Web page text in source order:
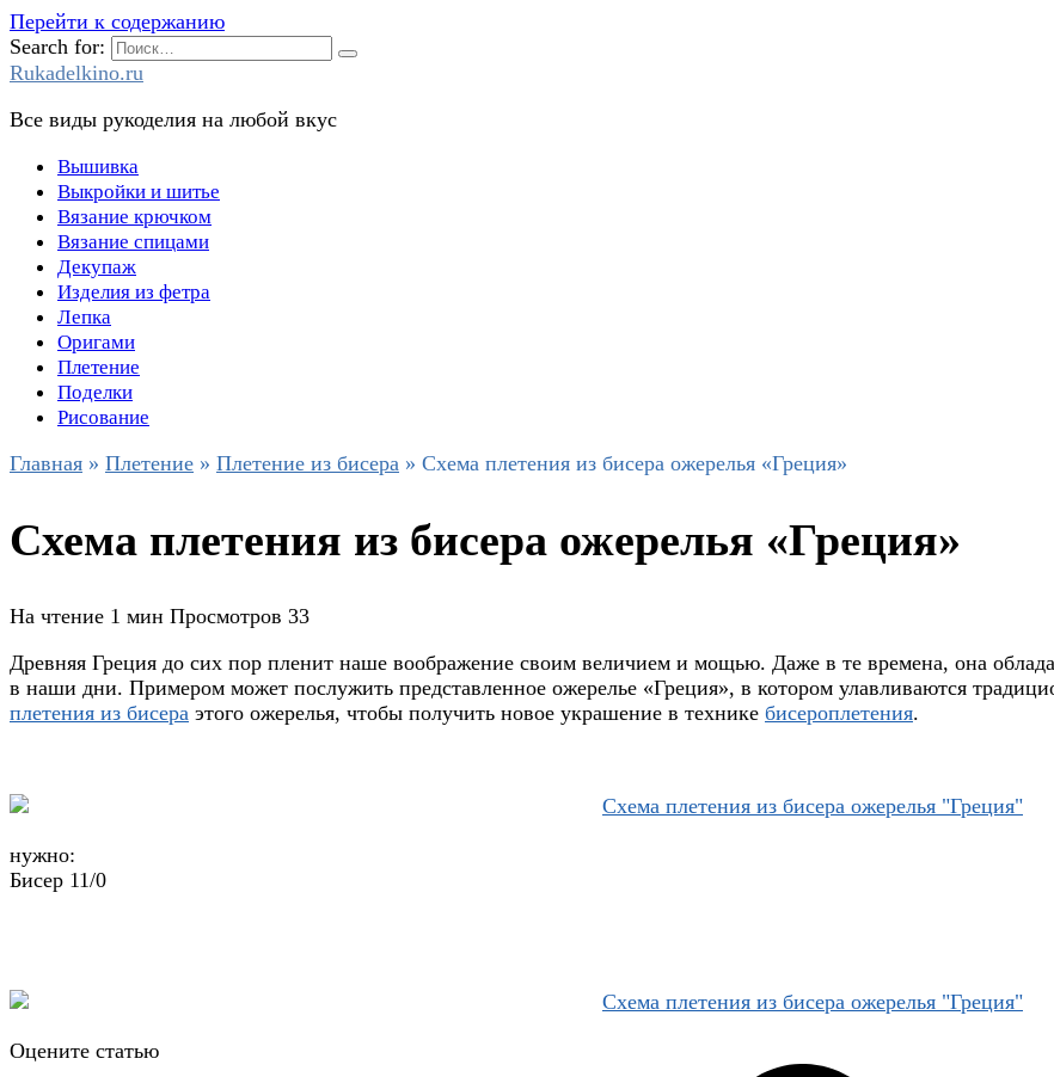
Перейти к содержанию
Search for:
Rukadelkino.ru
Все виды рукоделия на любой вкус
Вышивка
Выкройки и шитье
Вязание крючком
Вязание спицами
Декупаж
Изделия из фетра
Лепка
Оригами
Плетение
Поделки
Рисование
Главная » Плетение » Плетение из бисера » Схема плетения из бисера ожерелья «Греция»
Схема плетения из бисера ожерелья «Греция»
На чтение 1 мин Просмотров 33
Древняя Греция до сих пор пленит наше воображение своим величием и мощью. Даже в те времена, она
в наши дни. Примером может послужить представленное ожерелье «Греция», в котором улавливаются
плетения из бисера этого ожерелья, чтобы получить новое украшение в технике бисероплетения.
нужно:
Бисер 11/0
Оцените статью